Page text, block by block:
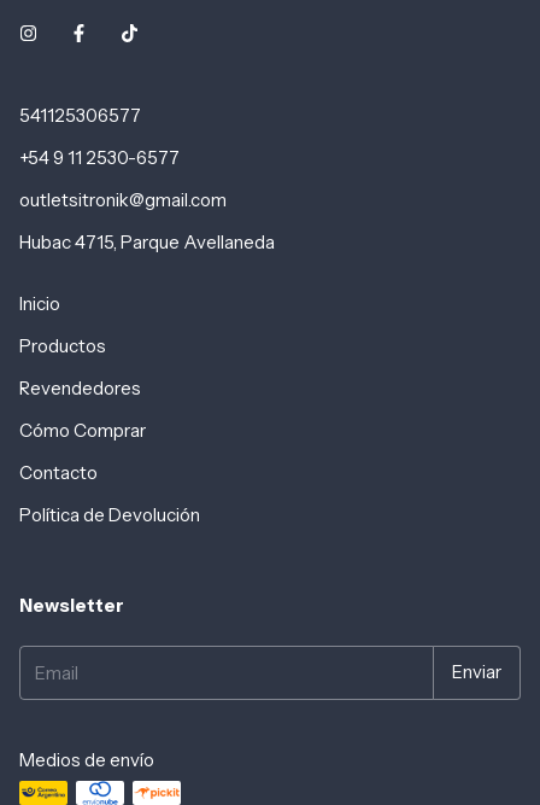
541125306577
+54 9 11 2530-6577
outletsitronik@gmail.com
Hubac 4715, Parque Avellaneda
Inicio
Productos
Revendedores
Cómo Comprar
Contacto
Política de Devolución
Newsletter
Medios de envío